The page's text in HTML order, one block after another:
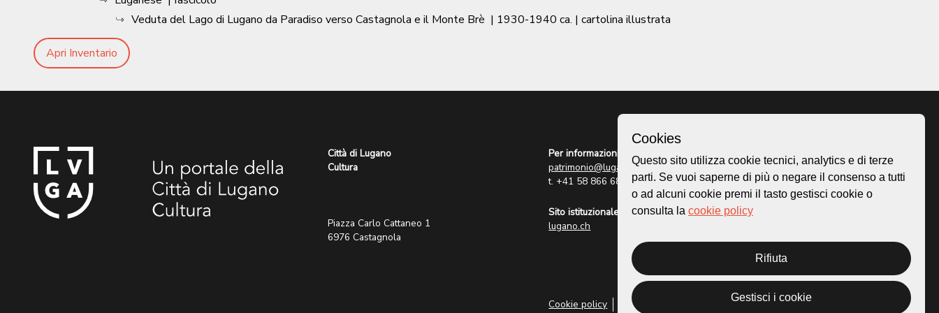
Veduta del Lago di Lugano da Paradiso verso Castagnola e il Monte Brè | 1930-1940 ca. | cartolina illustrata
Apri Inventario
Città di Lugano
Cultura
Piazza Carlo Cattaneo 1
6976 Castagnola
Per informazioni:
patrimonio@lugano.ch
t. +41 58 866 68 50
Sito istituzionale:
lugano.ch
Cookie policy Privacy Policy
Homepage
Mappa
Storie
Cookies
Questo sito utilizza cookie tecnici, analytics e di terze
parti. Se vuoi saperne di più o negare il consenso a tutti
o ad alcuni cookie premi il tasto gestisci cookie o
consulta la cookie policy
Rifiuta
Gestisci i cookie